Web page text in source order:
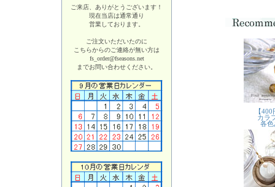
ご来店、ありがとうございます！
現在当店は通常通り
営業しております。
ご注文いただいたのに
こちらからのご連絡が無い方は
fs_order@fseasons.net
までお問い合わせください。